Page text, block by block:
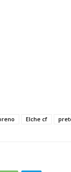
Elche cf